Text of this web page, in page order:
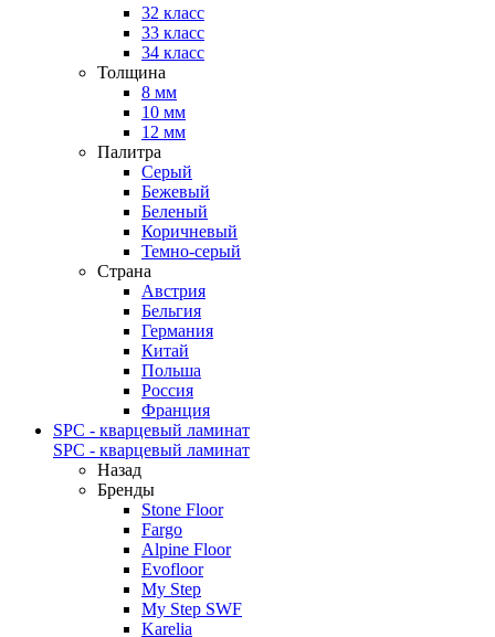
32 класс
33 класс
34 класс
Толщина
8 мм
10 мм
12 мм
Палитра
Серый
Бежевый
Беленый
Коричневый
Темно-серый
Страна
Австрия
Бельгия
Германия
Китай
Польша
Россия
Франция
SPC - кварцевый ламинат
SPC - кварцевый ламинат
Назад
Бренды
Stone Floor
Fargo
Alpine Floor
Evofloor
My Step
My Step SWF
Karelia